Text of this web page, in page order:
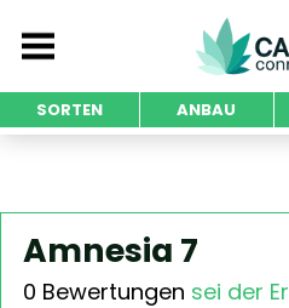
SORTEN ANBAU
Amnesia 7
0 Bewertungen sei der